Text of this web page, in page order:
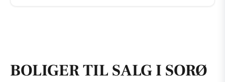
BOLIGER TIL SALG I SORØ